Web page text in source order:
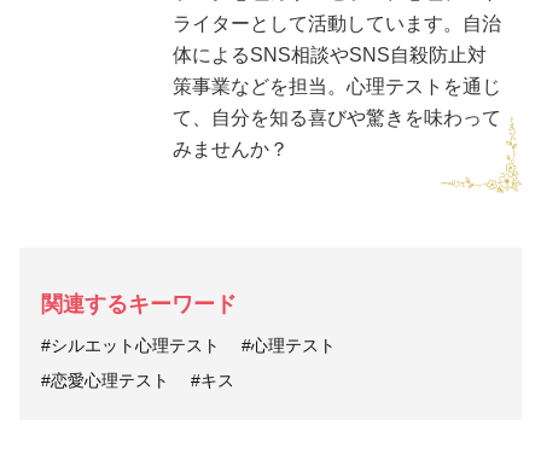
ライターとして活動しています。自治
体によるSNS相談やSNS自殺防止対
策事業などを担当。心理テストを通じ
て、自分を知る喜びや驚きを味わって
みませんか？
関連するキーワード
#シルエット心理テスト
#心理テスト
#恋愛心理テスト
#キス